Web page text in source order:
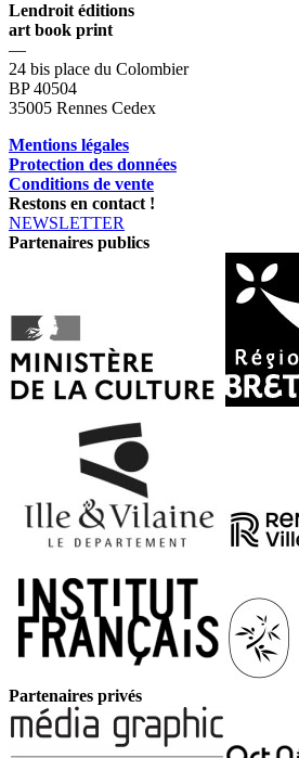
Lendroit éditions
art book print
—
24 bis place du Colombier
BP 40504
35005 Rennes Cedex
Mentions légales
Protection des données
Conditions de vente
Restons en contact !
NEWSLETTER
Partenaires publics
Partenaires privés